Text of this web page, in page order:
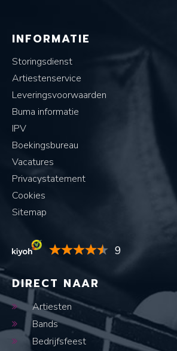
INFORMATIE
Storingsdienst
Artiestenservice
Leveringsvoorwaarden
Buma informatie
IPV
Boekingsbureau
Vacatures
Privacystatement
Cookies
Sitemap
9
DIRECT NAAR
Artiesten
Bands
Bedrijfsfeest